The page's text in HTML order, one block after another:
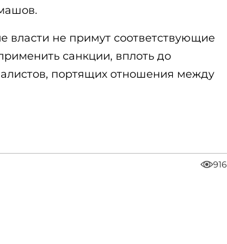
власти не примут соответствующие
санкции, вплоть до
портящих отношения между
916